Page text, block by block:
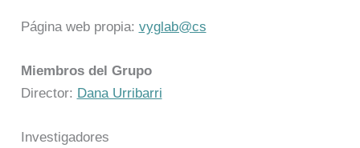
Página web propia: vyglab@cs
Miembros del Grupo
Director: Dana Urribarri
Investigadores